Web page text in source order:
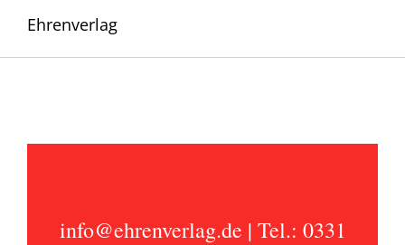
Ehrenverlag
info@ehrenverlag.de | Tel.: 0331